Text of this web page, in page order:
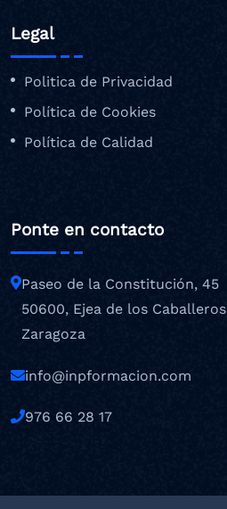
Legal
Politica de Privacidad
Política de Cookies
Política de Calidad
Ponte en contacto
Paseo de la Constitución, 45
50600, Ejea de los Caballeros
Zaragoza
info@inpformacion.com
976 66 28 17